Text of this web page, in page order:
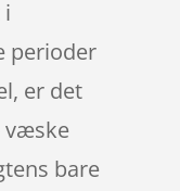
i
perioder
er det
væske
bare